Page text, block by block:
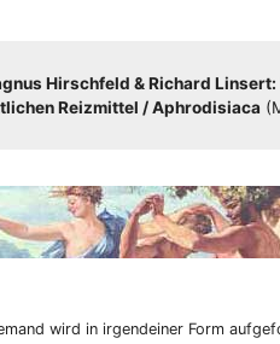
Hirsch­feld & Richard
Reiz­mit­tel /​​ Aphro­di­sia­ca
wird in irgend­ei­ner Form